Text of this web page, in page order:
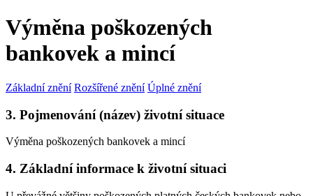
Výměna poškozených
bankovek a mincí
Základní znění Rozšířené znění Úplné znění
3. Pojmenování (název) životní situace
Výměna poškozených bankovek a mincí
4. Základní informace k životní situaci